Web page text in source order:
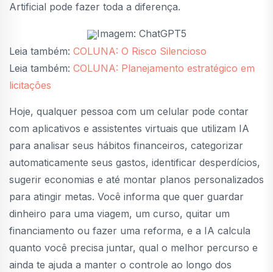
Artificial pode fazer toda a diferença.
Imagem: ChatGPT5
Leia também: COLUNA: O Risco Silencioso
Leia também: COLUNA: Planejamento estratégico em
licitações
Hoje, qualquer pessoa com um celular pode contar
com aplicativos e assistentes virtuais que utilizam IA
para analisar seus hábitos financeiros, categorizar
automaticamente seus gastos, identificar desperdícios,
sugerir economias e até montar planos personalizados
para atingir metas. Você informa que quer guardar
dinheiro para uma viagem, um curso, quitar um
financiamento ou fazer uma reforma, e a IA calcula
quanto você precisa juntar, qual o melhor percurso e
ainda te ajuda a manter o controle ao longo dos